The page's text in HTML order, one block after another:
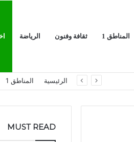
المناطق 1 ثقافة وفنون الرياضة
الرئيسية المناطق 1
MUST READ